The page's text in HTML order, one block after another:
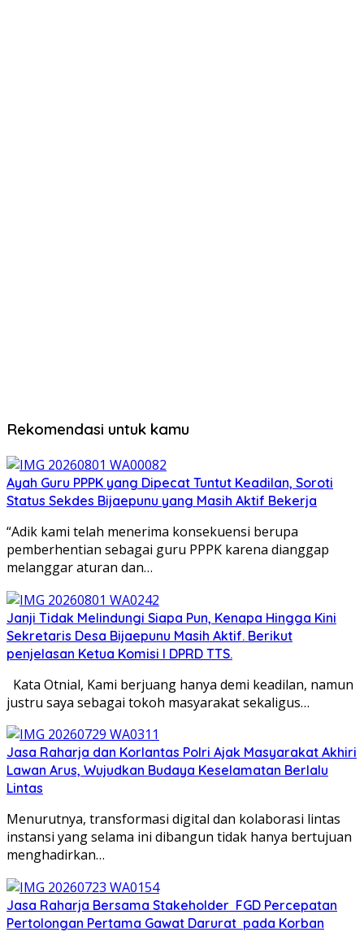
Rekomendasi untuk kamu
Ayah Guru PPPK yang Dipecat Tuntut Keadilan, Soroti
Status Sekdes Bijaepunu yang Masih Aktif Bekerja
“Adik kami telah menerima konsekuensi berupa
pemberhentian sebagai guru PPPK karena dianggap
melanggar aturan dan…
Janji Tidak Melindungi Siapa Pun, Kenapa Hingga Kini
Sekretaris Desa Bijaepunu Masih Aktif. Berikut
penjelasan Ketua Komisi I DPRD TTS.
Kata Otnial, Kami berjuang hanya demi keadilan, namun
justru saya sebagai tokoh masyarakat sekaligus…
Jasa Raharja dan Korlantas Polri Ajak Masyarakat Akhiri
Lawan Arus, Wujudkan Budaya Keselamatan Berlalu
Lintas
Menurutnya, transformasi digital dan kolaborasi lintas
instansi yang selama ini dibangun tidak hanya bertujuan
menghadirkan…
Jasa Raharja Bersama Stakeholder FGD Percepatan
Pertolongan Pertama Gawat Darurat pada Korban